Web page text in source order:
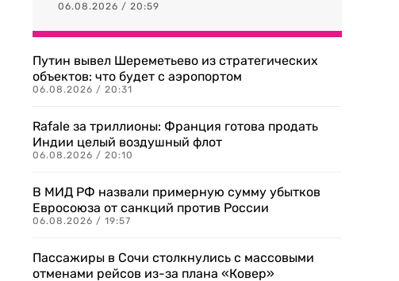
06.08.2026 / 20:59
Путин вывел Шереметьево из стратегических
объектов: что будет с аэропортом
06.08.2026 / 20:31
Rafale за триллионы: Франция готова продать
Индии целый воздушный флот
06.08.2026 / 20:10
В МИД РФ назвали примерную сумму убытков
Евросоюза от санкций против России
06.08.2026 / 19:57
Пассажиры в Сочи столкнулись с массовыми
отменами рейсов из-за плана «Ковер»